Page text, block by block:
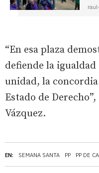
EN: SEMANA SANTA PP PP DE
“En esa plaza
defiende la
unidad, la
Estado de
Vázquez.